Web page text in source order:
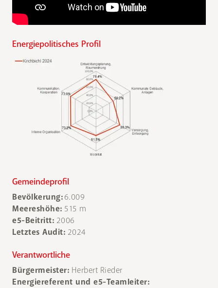
Energiepolitisches Profil
Gemeindeprofil
Bevölkerung:6.009
Meereshöhe: 515 m
e5-Beitritt: 2006
Letztes Audit: 2024
Verantwortliche
Bürgermeister: Herbert Rieder
Energiereferent und e5-Teamleiter: